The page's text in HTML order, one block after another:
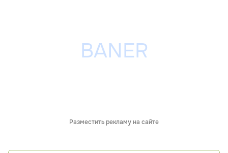
Разместить рекламу на сайте